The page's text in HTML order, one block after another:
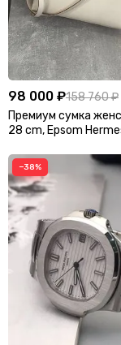
98 000 ₽158 760 ₽
Премиум сумка
28 cm, Epsom
−38%